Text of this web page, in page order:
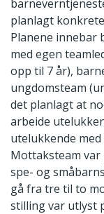
planlagt
Planene innebar
med egen
opp til 7 år),
ungdomsteam
det planlagt at
arbeide
utelukkende
Mottaksteam
spe- og
gå fra tre til to
stilling var utlyst